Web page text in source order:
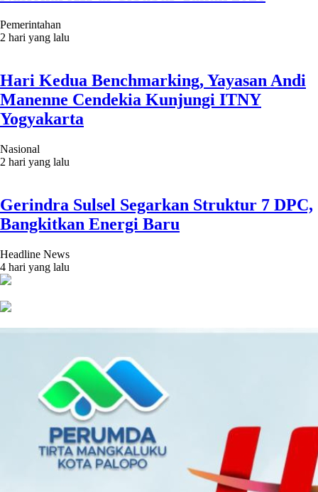
Pemerintahan
2 hari yang lalu
Hari Kedua Benchmarking, Yayasan Andi
Manenne Cendekia Kunjungi ITNY
Yogyakarta
Nasional
2 hari yang lalu
Gerindra Sulsel Segarkan Struktur 7 DPC,
Bangkitkan Energi Baru
Headline News
4 hari yang lalu